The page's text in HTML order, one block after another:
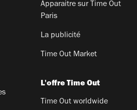
Apparaitre sur Time Out
Paris
La publicité
Time Out Market
L'offre Time Out
Time Out worldwide